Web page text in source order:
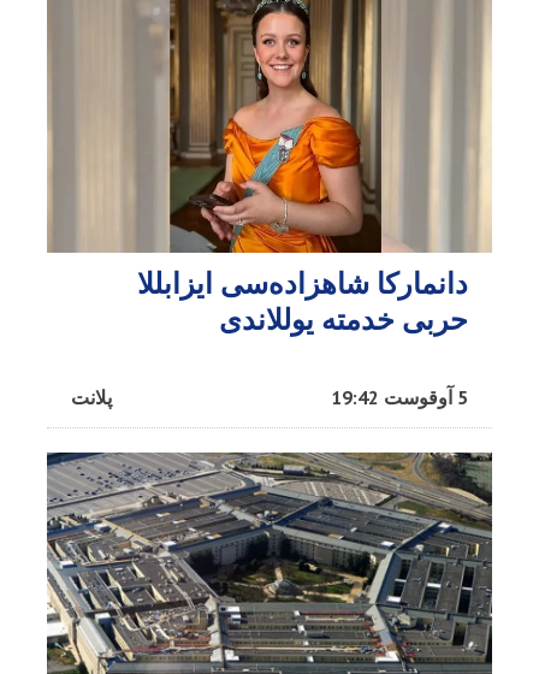
دانمارکا شاهزاده‌سی ایزابللا
حربی خدمته یوللاندی
پلانت 5 آوقوست 19:42